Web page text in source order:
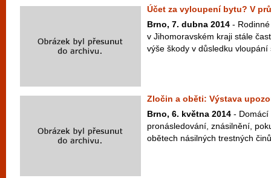
Účet za vyloupení bytu? V
Brno, 7. dubna 2014 -
v Jihomoravském kraji stále
výše škody v důsledku
Zločin a oběti: Výstava
Brno, 6. května 2014 - Domácí
pronásledování, znásilnění,
obětech násilných trestných